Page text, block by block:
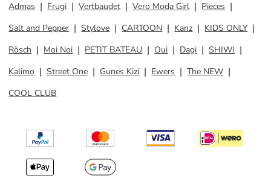
Admas
Frugi Vertbaudet Vero Moda Girl
Pieces
Salt and Pepper
Stylove CARTOON Kanz
KIDS ONLY
Rösch
Moi Noi PETIT BATEAU Oui Dagi
SHIWI
Kalimo
Street One Gunes Kizi Ewers
The NEW
COOL CLUB